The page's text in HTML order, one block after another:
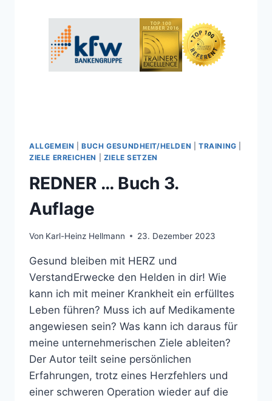
ALLGEMEIN |BUCH GESUNDHEIT/HELDEN |TRAINING
ZIELE ERREICHEN
ZIELE SETZEN
REDNER … Buch 3.
Auflage
Von Karl-Heinz Hellmann 23. Dezember 2023
Gesund bleiben mit HERZ und
VerstandErwecke den Helden in dir! Wie
kann ich mit meiner Krankheit ein erfülltes
Leben führen? Muss ich auf Medikamente
angewiesen sein? Was kann ich daraus für
meine unternehmerischen Ziele ableiten?
Der Autor teilt seine persönlichen
Erfahrungen, trotz eines Herzfehlers und
einer schweren Operation wieder auf die